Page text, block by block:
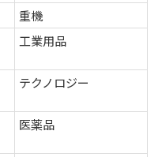
重機
工業用品
テクノロジー
医薬品